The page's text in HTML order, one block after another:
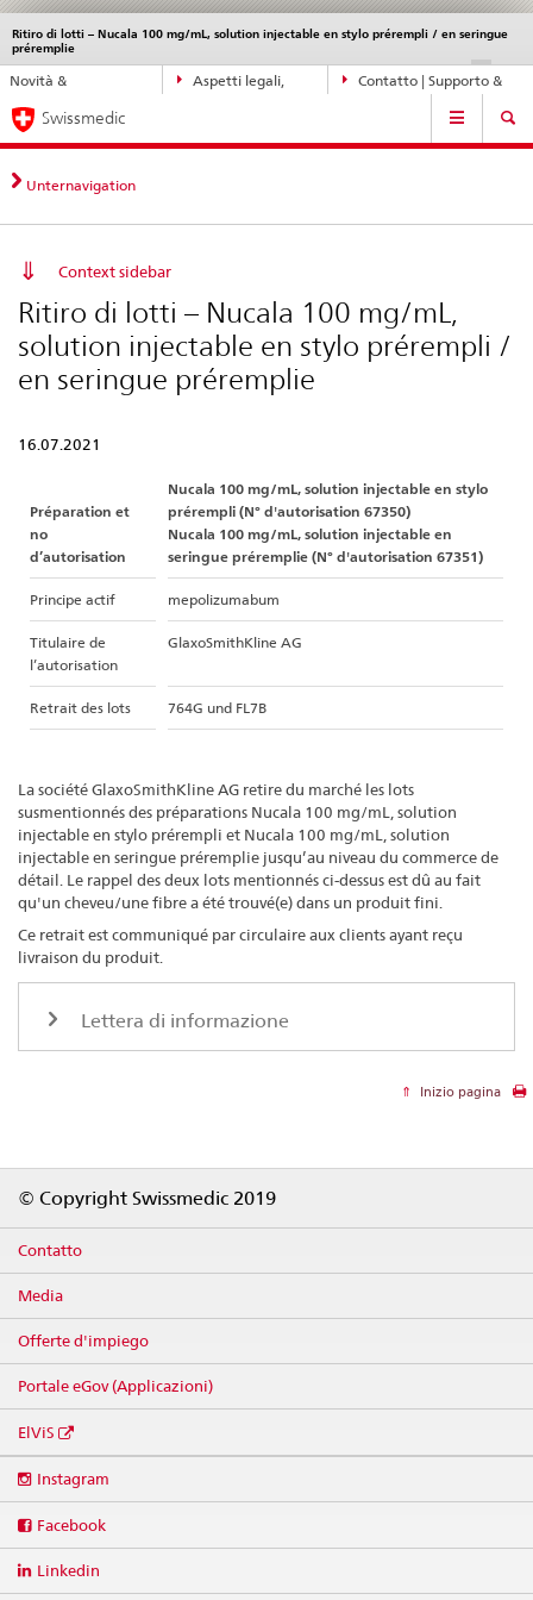
Navigazione
diretta:
novità,
aspetti
legali,
contatto
Novità &
Aspetti legali,
Contatto | Supporto &
Ritiro di lotti – Nucala 100 mg/mL, solution injectable en stylo prérempli / en seringue
préremplie
DE IT
Service
navigation
Navigation
Swissmedic
Unternavigation
Context sidebar
Ritiro di lotti – Nucala 100 mg/mL,
solution injectable en stylo prérempli /
en seringue préremplie
16.07.2021
Préparation et
no
d’autorisation
Nucala 100 mg/mL, solution injectable en stylo
prérempli (N° d'autorisation 67350)
Nucala 100 mg/mL, solution injectable en
seringue préremplie (N° d'autorisation 67351)
Principe actif mepolizumabum
Titulaire de
l’autorisation
GlaxoSmithKline AG
Retrait des lots 764G und FL7B
La société GlaxoSmithKline AG retire du marché les lots
susmentionnés des préparations Nucala 100 mg/mL, solution
injectable en stylo prérempli et Nucala 100 mg/mL, solution
injectable en seringue préremplie jusqu’au niveau du commerce de
détail. Le rappel des deux lots mentionnés ci-dessus est dû au fait
qu'un cheveu/une fibre a été trouvé(e) dans un produit fini.
Ce retrait est communiqué par circulaire aux clients ayant reçu
livraison du produit.
Lettera di informazione
Inizio pagina
© Copyright Swissmedic 2019
Contatto
Media
Offerte d'impiego
Portale eGov (Applicazioni)
ElViS
media
Instagram
Facebook
Linkedin